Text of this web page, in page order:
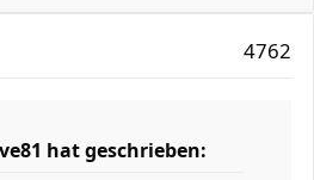
4762
hat geschrieben: